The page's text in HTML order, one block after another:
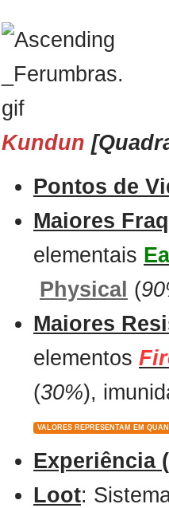
Kundun
Pontos de
Maiores
elementais
Physical (
Maiores
elementos
(30%),
VALORES REPRESENTAM EM
Experiência
Loot: